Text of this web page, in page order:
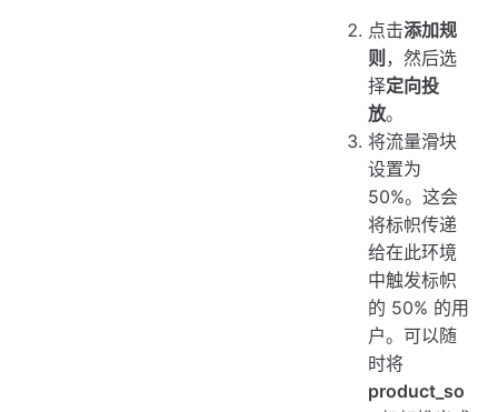
点击添加规
则 ，然后选
择定向投
放。
将流量滑块
设置为
50%。这会
将标帜传递
给在此环境
中触发标帜
的 50% 的用
户。可以随
时将
product_so